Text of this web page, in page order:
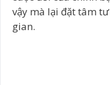
vậy mà lại đặt tâm
gian.